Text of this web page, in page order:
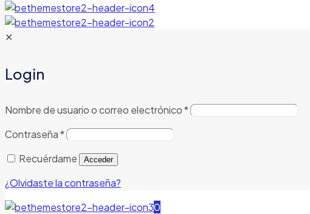
✕
Login
Nombre de usuario o correo electrónico*
Contraseña*
Recuérdame
Acceder
¿Olvidaste la contraseña?
0